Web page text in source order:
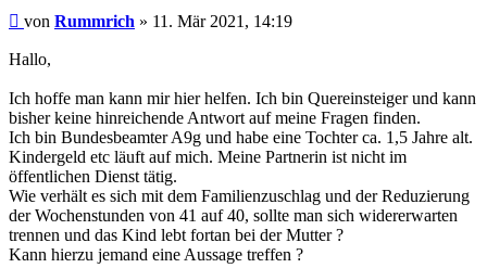
Beitrag
von Rummrich » 11. Mär 2021, 14:19
Hallo,
Ich hoffe man kann mir hier helfen. Ich bin Quereinsteiger und kann
bisher keine hinreichende Antwort auf meine Fragen finden.
Ich bin Bundesbeamter A9g und habe eine Tochter ca. 1,5 Jahre alt.
Kindergeld etc läuft auf mich. Meine Partnerin ist nicht im
öffentlichen Dienst tätig.
Wie verhält es sich mit dem Familienzuschlag und der Reduzierung
der Wochenstunden von 41 auf 40, sollte man sich widererwarten
trennen und das Kind lebt fortan bei der Mutter ?
Kann hierzu jemand eine Aussage treffen ?